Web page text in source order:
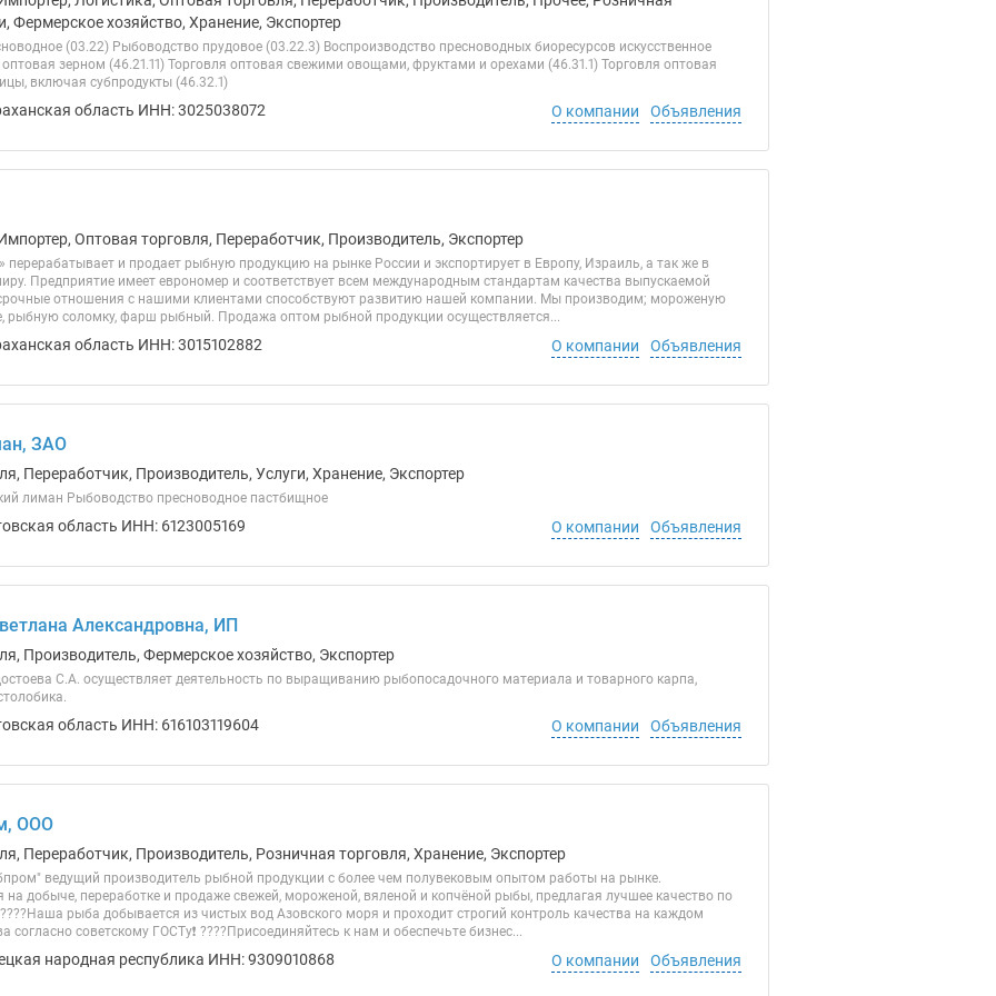
Фермерское хозяйство, Хранение, Экспортер
(03.22) Рыбоводство прудовое (03.22.3) Воспроизводство пресноводных биоресурсов искусственное
зерном (46.21.11) Торговля оптовая свежими овощами, фруктами и орехами (46.31.1) Торговля оптовая
включая субпродукты (46.32.1)
область ИНН: 3025038072 О компании Объявления
Оптовая торговля, Переработчик, Производитель, Экспортер
перерабатывает и продает рыбную продукцию на рынке России и экспортирует в Европу, Израиль, а так же в
Предприятие имеет еврономер и соответствует всем международным стандартам качества выпускаемой
отношения с нашими клиентами способствуют развитию нашей компании. Мы производим; мороженую
рыбную соломку, фарш рыбный. Продажа оптом рыбной продукции осуществляется...
область ИНН: 3015102882 О компании Объявления
ЗАО
Переработчик, Производитель, Услуги, Хранение, Экспортер
лиман Рыбоводство пресноводное пастбищное
область ИНН: 6123005169 О компании Объявления
Александровна, ИП
Производитель, Фермерское хозяйство, Экспортер
С.А. осуществляет деятельность по выращиванию рыбопосадочного материала и товарного карпа,
область ИНН: 616103119604 О компании Объявления
ООО
Переработчик, Производитель, Розничная торговля, Хранение, Экспортер
ведущий производитель рыбной продукции с более чем полувековым опытом работы на рынке.
на добыче, переработке и продаже свежей, мороженой, вяленой и копчёной рыбы, предлагая лучшее качество по
рыба добывается из чистых вод Азовского моря и проходит строгий контроль качества на каждом
согласно советскому ГОСТу❗️ ????Присоединяйтесь к нам и обеспечьте бизнес...
народная республика ИНН: 9309010868 О компании Объявления